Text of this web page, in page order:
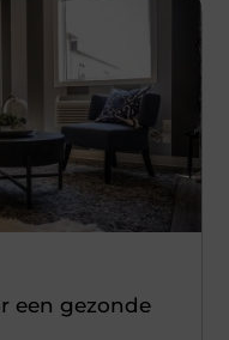
een gezonde